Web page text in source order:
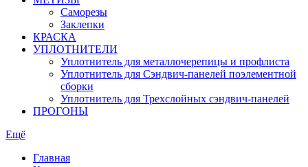
Саморезы
Заклепки
КРАСКА
УПЛОТНИТЕЛИ
Уплотнитель для металлочерепицы и профлиста
Уплотнитель для Сэндвич-панелей поэлементной
сборки
Уплотнитель для Трехслойных сэндвич-панелей
ПРОГОНЫ
Ещё
Главная